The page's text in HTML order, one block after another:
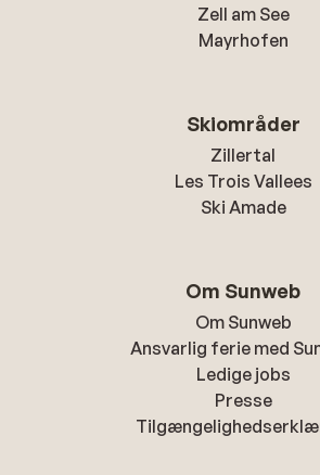
Zell am See
Mayrhofen
Skiområder
Zillertal
Les Trois Vallees
Ski Amade
Om Sunweb
Om Sunweb
Ansvarlig ferie med
Ledige jobs
Presse